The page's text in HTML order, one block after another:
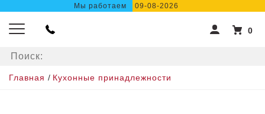
Мы работаем 09-08-2026
0
Главная / Кухонные принадлежности